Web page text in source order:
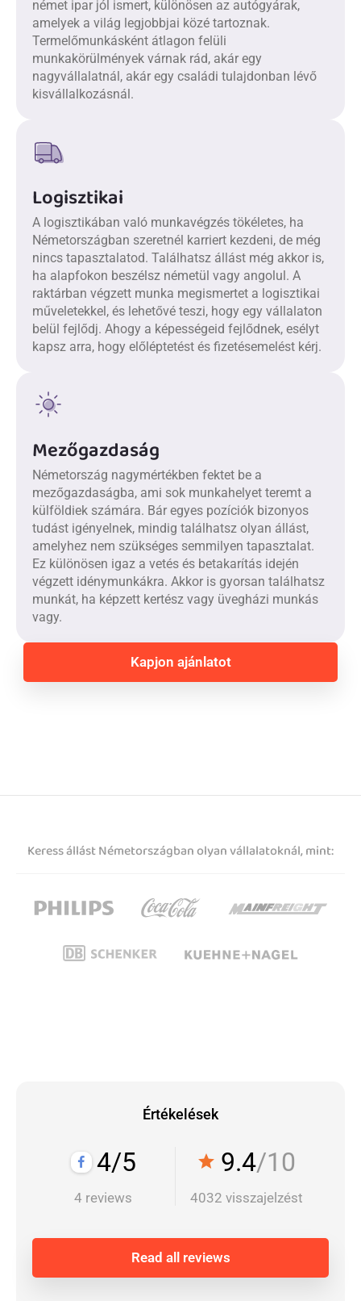
német ipar jól ismert, különösen az autógyárak,
amelyek a világ legjobbjai közé tartoznak.
Termelőmunkásként átlagon felüli
munkakörülmények várnak rád, akár egy
nagyvállalatnál, akár egy családi tulajdonban lévő
kisvállalkozásnál.
Logisztikai
A logisztikában való munkavégzés tökéletes, ha
Németországban szeretnél karriert kezdeni, de még
nincs tapasztalatod. Találhatsz állást még akkor is,
ha alapfokon beszélsz németül vagy angolul. A
raktárban végzett munka megismertet a logisztikai
műveletekkel, és lehetővé teszi, hogy egy vállalaton
belül fejlődj. Ahogy a képességeid fejlődnek, esélyt
kapsz arra, hogy előléptetést és fizetésemelést kérj.
Mezőgazdaság
Németország nagymértékben fektet be a
mezőgazdaságba, ami sok munkahelyet teremt a
külföldiek számára. Bár egyes pozíciók bizonyos
tudást igényelnek, mindig találhatsz olyan állást,
amelyhez nem szükséges semmilyen tapasztalat.
Ez különösen igaz a vetés és betakarítás idején
végzett idénymunkákra. Akkor is gyorsan találhatsz
munkát, ha képzett kertész vagy üvegházi munkás
vagy.
Kapjon ajánlatot
Keress állást Németországban olyan vállalatoknál, mint:
Értékelések
4/5
4 reviews
star 9.4/10
4032 visszajelzést
Read all reviews